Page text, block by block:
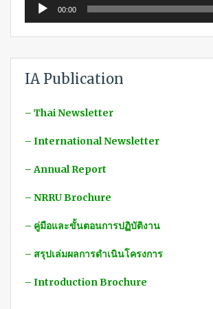
00:00
IA Publication
– Thai Newsletter
– International Newsletter
– Annual Report
– NRRU Brochure
– คู่มือและขั้นตอนการปฏิบัติงาน
– สรุปเล่มผลการดำเนินโครงการ
– Introduction Brochure